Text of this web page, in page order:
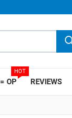
OP
HOT
REVIEWS